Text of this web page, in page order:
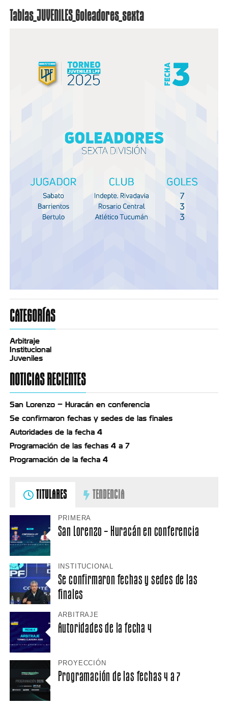
Tablas_JUVENILES_Goleadores_sexta
CATEGORÍAS
Arbitraje
Institucional
Juveniles
NOTICIAS RECIENTES
San Lorenzo – Huracán en conferencia
Se confirmaron fechas y sedes de las finales
Autoridades de la fecha 4
Programación de las fechas 4 a 7
Programación de la fecha 4
TITULARES TENDENCIA
PRIMERA
San Lorenzo – Huracán en conferencia
INSTITUCIONAL
Se confirmaron fechas y sedes de las
finales
ARBITRAJE
Autoridades de la fecha 4
PROYECCIÓN
Programación de las fechas 4 a 7